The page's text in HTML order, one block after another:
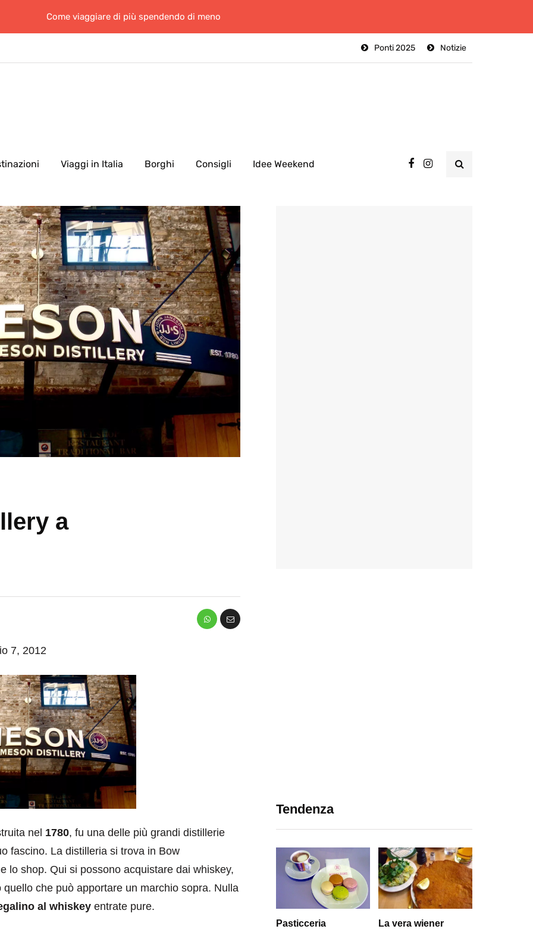
Come viaggiare di più spendendo di meno
Notizie
Ponti 2025
Viaggi in Italia Borghi Consigli Idee Weekend
a
7, 2012
nel 1780, fu una delle più grandi distillerie
fascino. La distilleria si trova in Bow
lo shop. Qui si possono acquistare dai whiskey,
che può apportare un marchio sopra. Nulla
al whiskey entrate pure.
Tendenza
Pasticceria
La vera wiener